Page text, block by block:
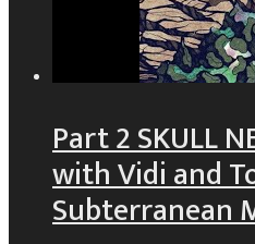
Part 2 SKULL
with Vidi and
Subterranean